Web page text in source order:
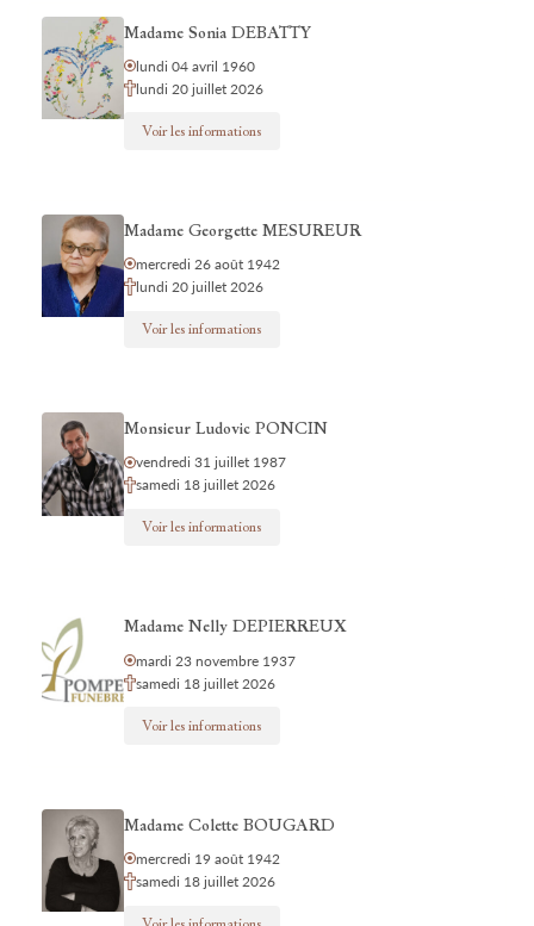
Madame Sonia DEBATTY
lundi 04 avril 1960
lundi 20 juillet 2026
Voir les informations
Madame Georgette MESUREUR
mercredi 26 août 1942
lundi 20 juillet 2026
Voir les informations
Monsieur Ludovic PONCIN
vendredi 31 juillet 1987
samedi 18 juillet 2026
Voir les informations
Madame Nelly DEPIERREUX
mardi 23 novembre 1937
samedi 18 juillet 2026
Voir les informations
Madame Colette BOUGARD
mercredi 19 août 1942
samedi 18 juillet 2026